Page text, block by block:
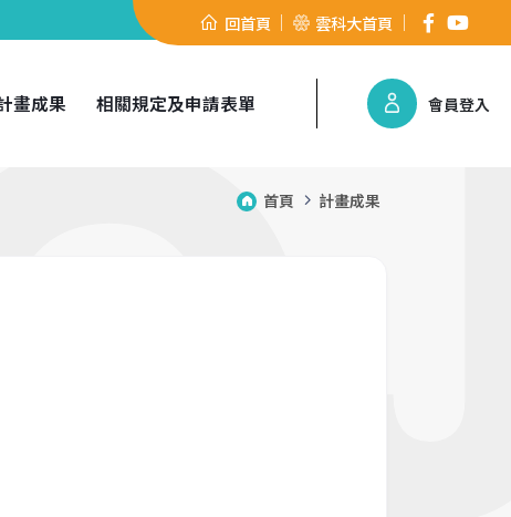
回首頁 雲科大首頁
畫成果 相關規定及申請表單 會員登入
首頁 計畫成果